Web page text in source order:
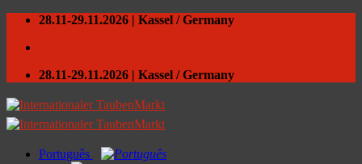
Skip
content
28.11-29.11.2026 | Kassel / Germany
28.11-29.11.2026 | Kassel / Germany
Português